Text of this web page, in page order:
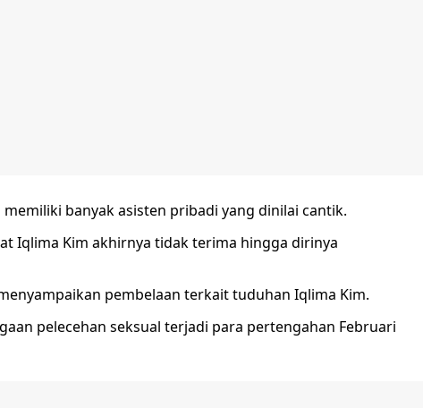
banyak asisten pribadi yang dinilai cantik.
Iqlima Kim akhirnya tidak terima hingga dirinya
pembelaan terkait tuduhan Iqlima Kim.
pelecehan seksual terjadi para pertengahan Februari